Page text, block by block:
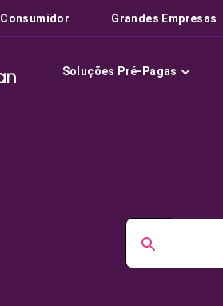
Consumidor Grandes Empresas
Soluções Pré-Pagas